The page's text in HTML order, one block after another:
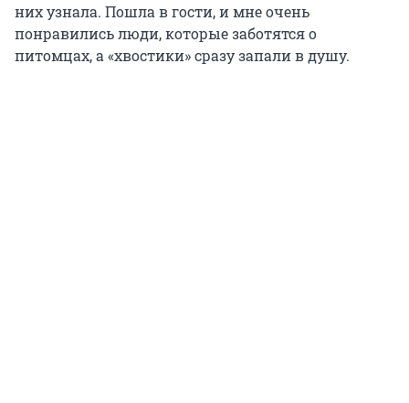
них узнала. Пошла в гости, и мне очень
понравились люди, которые заботятся о
питомцах, а «хвостики» сразу запали в душу.